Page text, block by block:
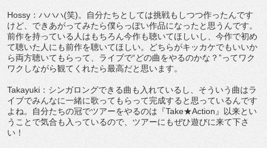
Hossy：ハハハ(笑)。自分たちとしては挑戦もしつつ作ったんです
けど、できあがってみたら僕らっぽい作品になったと思うんです。
前作を持っている人はもちろん今作も聴いてほしいし、今作で初め
て聴いた人にも前作を聴いてほしい。どちらがキッカケでもいいか
ら両方聴いてもらって、ライブで“どの曲をやるのかな？”ってワク
ワクしながら観てくれたら最高だと思います。
Takayuki：シンガロングできる曲も入れているし、そういう曲はラ
イブでみんなに一緒に歌ってもらって完成すると思っているんです
よね。自分たちの冠でツアーをやるのは『Take★Action』以来とい
うことで気合も入っているので、ツアーにもぜひ遊びに来て下さ
い！